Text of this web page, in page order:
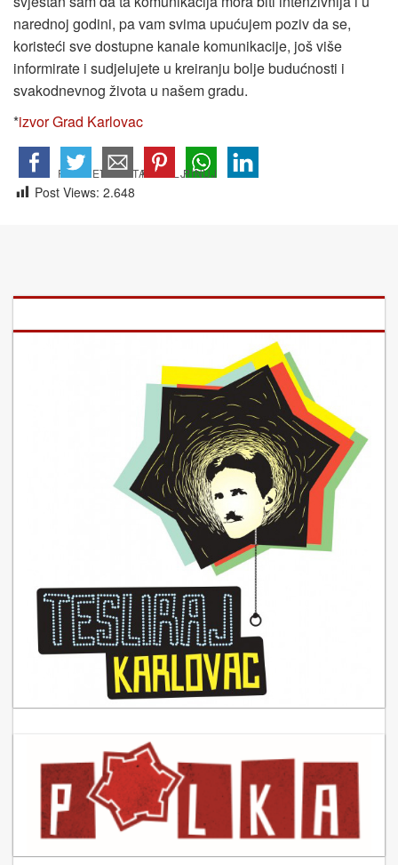
narednoj godini, pa vam svima upućujem poziv da se,
koristeći sve dostupne kanale komunikacije, još više
informirate i sudjelujete u kreiranju bolje budućnosti i
svakodnevnog života u našem gradu.
*izvor Grad Karlovac
Post Views: 2.648